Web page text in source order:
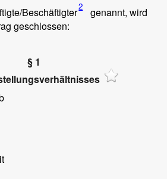
Beschäftigter2
genannt, wird
geschlossen:
§ 1